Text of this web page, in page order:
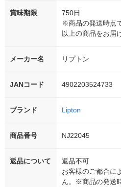
賞味期限
750日
※商品の発送時点
以上の商品をお届
メーカー名 リプトン
JANコード 4902203524733
ブランド Lipton
商品番号 NJ22045
返品について
返品不可
お客様のご都合に
ん。※商品の発送